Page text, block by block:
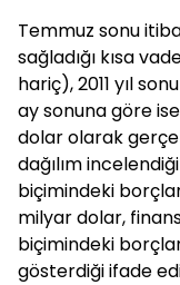
Temmuz sonu
sağladığı kısa
hariç), 2011 yıl
ay sonuna göre
dolar olarak
dağılım
biçimindeki
milyar dolar,
biçimindeki
gösterdiği ifade